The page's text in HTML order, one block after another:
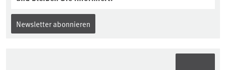
Newsletter abonnieren